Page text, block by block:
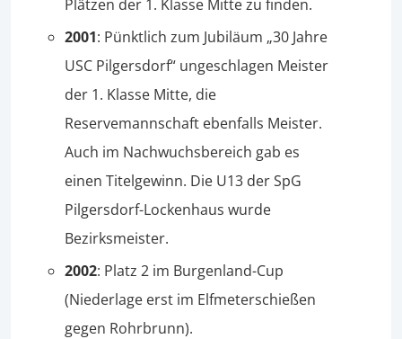
Plätzen der 1. Klasse Mitte zu finden.
2001: Pünktlich zum Jubiläum „30 Jahre
USC Pilgersdorf“ ungeschlagen Meister
der 1. Klasse Mitte, die
Reservemannschaft ebenfalls Meister.
Auch im Nachwuchsbereich gab es
einen Titelgewinn. Die U13 der SpG
Pilgersdorf-Lockenhaus wurde
Bezirksmeister.
2002: Platz 2 im Burgenland-Cup
(Niederlage erst im Elfmeterschießen
gegen Rohrbrunn).